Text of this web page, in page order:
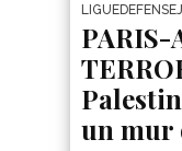
PARIS-
un mur